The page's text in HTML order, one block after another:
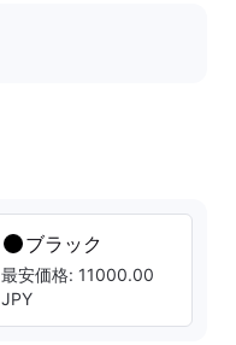
ブラック
最安価格: 11000.00
JPY